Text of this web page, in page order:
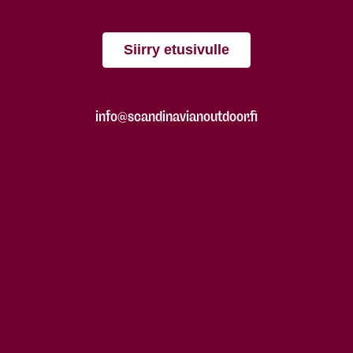
Siirry etusivulle
info@scandinavianoutdoor.fi